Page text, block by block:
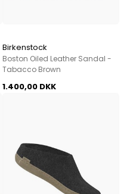
Birkenstock
Boston Oiled Leather Sandal -
Tabacco Brown
1.400,00 DKK